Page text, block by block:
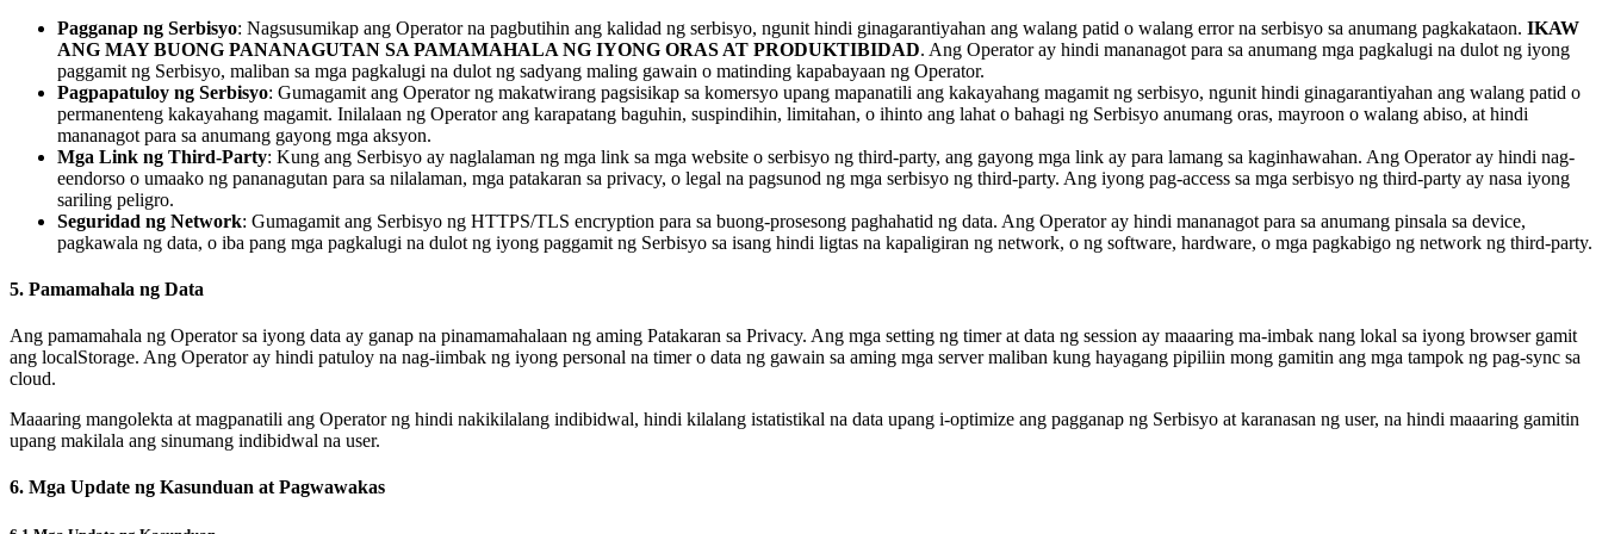
Pagganap ng Serbisyo: Nagsusumikap ang Operator na pagbutihin ang kalidad ng serbisyo, ngunit hindi ginagarantiyahan ang walang patid o walang error na serbisyo sa anumang pagkakataon. IKAW
ANG MAY BUONG PANANAGUTAN SA PAMAMAHALA NG IYONG ORAS AT PRODUKTIBIDAD. Ang Operator ay hindi mananagot para sa anumang mga pagkalugi na dulot ng iyong
paggamit ng Serbisyo, maliban sa mga pagkalugi na dulot ng sadyang maling gawain o matinding kapabayaan ng Operator.
Pagpapatuloy ng Serbisyo: Gumagamit ang Operator ng makatwirang pagsisikap sa komersyo upang mapanatili ang kakayahang magamit ng serbisyo, ngunit hindi ginagarantiyahan ang walang patid o
permanenteng kakayahang magamit. Inilalaan ng Operator ang karapatang baguhin, suspindihin, limitahan, o ihinto ang lahat o bahagi ng Serbisyo anumang oras, mayroon o walang abiso, at hindi
mananagot para sa anumang gayong mga aksyon.
Mga Link ng Third-Party: Kung ang Serbisyo ay naglalaman ng mga link sa mga website o serbisyo ng third-party, ang gayong mga link ay para lamang sa kaginhawahan. Ang Operator ay hindi nag-
eendorso o umaako ng pananagutan para sa nilalaman, mga patakaran sa privacy, o legal na pagsunod ng mga serbisyo ng third-party. Ang iyong pag-access sa mga serbisyo ng third-party ay nasa iyong
sariling peligro.
Seguridad ng Network: Gumagamit ang Serbisyo ng HTTPS/TLS encryption para sa buong-prosesong paghahatid ng data. Ang Operator ay hindi mananagot para sa anumang pinsala sa device,
pagkawala ng data, o iba pang mga pagkalugi na dulot ng iyong paggamit ng Serbisyo sa isang hindi ligtas na kapaligiran ng network, o ng software, hardware, o mga pagkabigo ng network ng third-party.
5. Pamamahala ng Data
Ang pamamahala ng Operator sa iyong data ay ganap na pinamamahalaan ng aming Patakaran sa Privacy. Ang mga setting ng timer at data ng session ay maaaring ma-imbak nang lokal sa iyong browser gamit
ang localStorage. Ang Operator ay hindi patuloy na nag-iimbak ng iyong personal na timer o data ng gawain sa aming mga server maliban kung hayagang pipiliin mong gamitin ang mga tampok ng pag-sync sa
cloud.
Maaaring mangolekta at magpanatili ang Operator ng hindi nakikilalang indibidwal, hindi kilalang istatistikal na data upang i-optimize ang pagganap ng Serbisyo at karanasan ng user, na hindi maaaring gamitin
upang makilala ang sinumang indibidwal na user.
6. Mga Update ng Kasunduan at Pagwawakas